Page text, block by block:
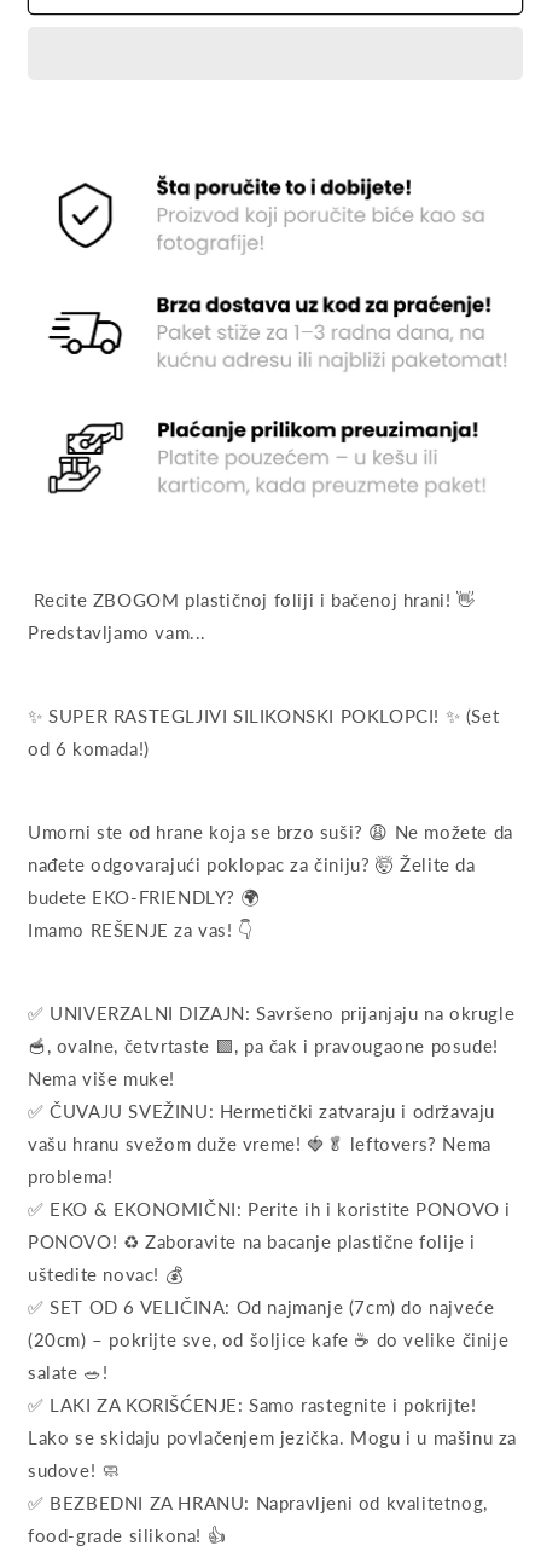
Recite ZBOGOM plastičnoj foliji i bačenoj hrani! 👋
Predstavljamo vam...
✨ SUPER RASTEGLJIVI SILIKONSKI POKLOPCI! ✨ (Set
od 6 komada!)
Umorni ste od hrane koja se brzo suši? 😩 Ne možete da
nađete odgovarajući poklopac za činiju? 🤯 Želite da
budete EKO-FRIENDLY? 🌍
Imamo REŠENJE za vas! 👇
✅ UNIVERZALNI DIZAJN: Savršeno prijanjaju na okrugle
🥣, ovalne, četvrtaste 🟩, pa čak i pravougaone posude!
Nema više muke!
✅ ČUVAJU SVEŽINU: Hermetički zatvaraju i održavaju
vašu hranu svežom duže vreme! 🍓🥬 leftovers? Nema
problema!
✅ EKO & EKONOMIČNI: Perite ih i koristite PONOVO i
PONOVO! ♻️ Zaboravite na bacanje plastične folije i
uštedite novac! 💰
✅ SET OD 6 VELIČINA: Od najmanje (7cm) do najveće
(20cm) – pokrijte sve, od šoljice kafe ☕ do velike činije
salate 🥗!
✅ LAKI ZA KORIŠĆENJE: Samo rastegnite i pokrijte!
Lako se skidaju povlačenjem jezička. Mogu i u mašinu za
sudove! 🧼
✅ BEZBEDNI ZA HRANU: Napravljeni od kvalitetnog,
food-grade silikona! 👍